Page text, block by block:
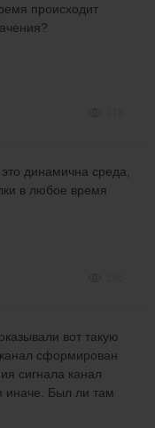
происходит
динамична среда,
в любое время
вот такую
сформирован
сигнала канал
иначе. Был ли там